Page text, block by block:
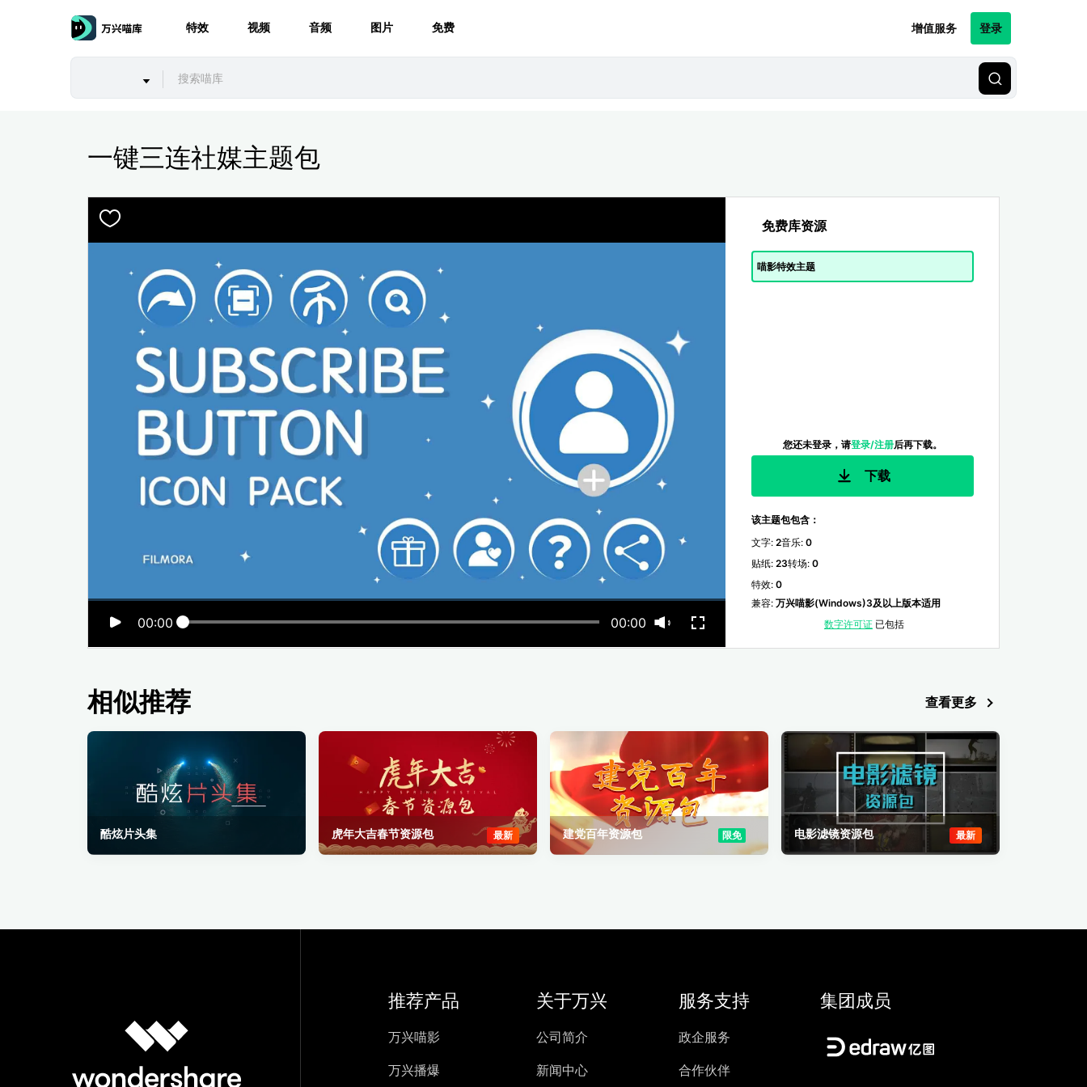
特效 视频 音频 图片 免费 增值服务 登录
一键三连社媒主题包
00:00 00:00
免费库资源
喵影特效主题
您还未登录，请登录/注册后再下载。
下载
该主题包包含：
文字: 2音乐: 0
贴纸: 23转场: 0
特效: 0
兼容: 万兴喵影(Windows)3及以上版本适用
数字许可证已包括
相似推荐 查看更多
酷炫片头集 虎年大吉春节资源包 最新 建党百年资源包 限免 电影滤镜资源包 最新
推荐产品
万兴喵影
万兴播爆
关于万兴
公司简介
新闻中心
服务支持
政企服务
合作伙伴
集团成员